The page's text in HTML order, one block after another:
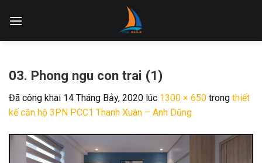
03. Phong ngu con trai (1)
Đã công khai 14 Tháng Bảy, 2020 lúc 1300 × 650 trong thiết
kế căn hộ 3PN PCC1 Thanh Xuân – Anh Dũng